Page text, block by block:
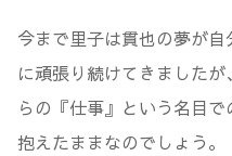
今まで里子は貫也の夢が
に頑張り続けてきました
らの『仕事』という名目
抱えたままなのでしょう。